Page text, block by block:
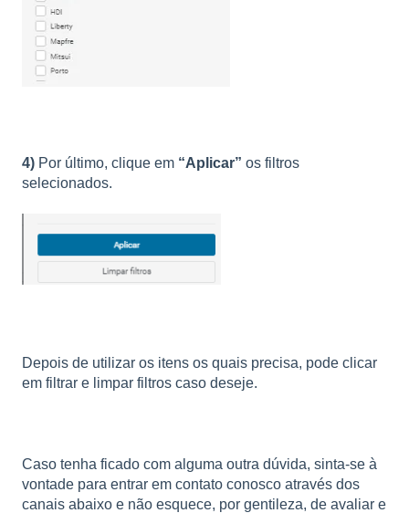
4) Por último, clique em “Aplicar” os filtros
selecionados.
Depois de utilizar os itens os quais precisa, pode clicar
em filtrar e limpar filtros caso deseje.
Caso tenha ficado com alguma outra dúvida, sinta-se à
vontade para entrar em contato conosco através dos
canais abaixo e não esquece, por gentileza, de avaliar e